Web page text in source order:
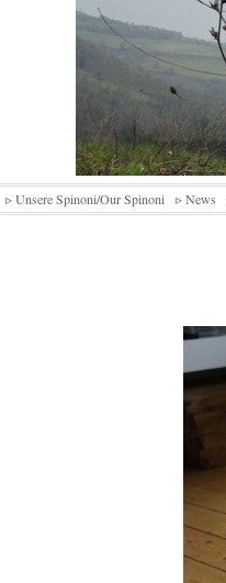
▹ Unsere Spinoni/Our Spinoni ▹ News